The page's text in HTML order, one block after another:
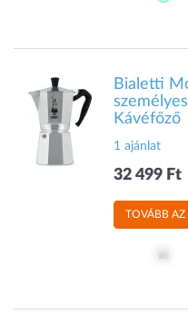
Bialetti
Kávéfőző
1 ajánlat
32 499 Ft
TOVÁBB AZ